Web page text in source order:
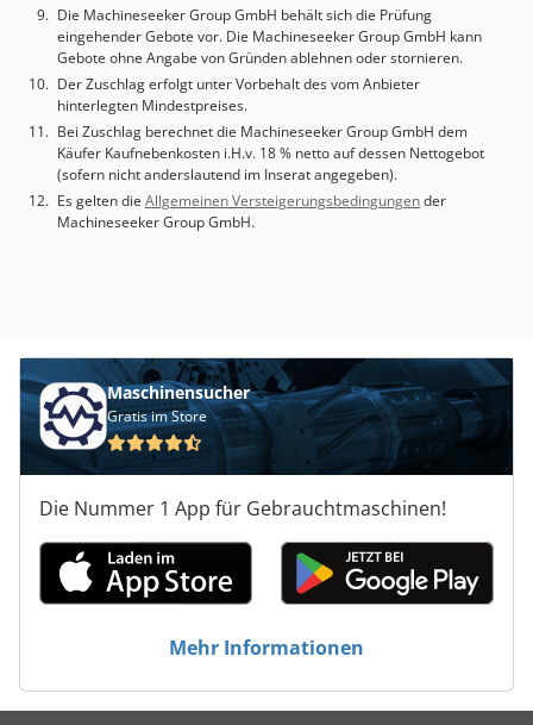
Die Machineseeker Group GmbH behält sich die Prüfung
eingehender Gebote vor. Die Machineseeker Group GmbH kann
Gebote ohne Angabe von Gründen ablehnen oder stornieren.
Der Zuschlag erfolgt unter Vorbehalt des vom Anbieter
hinterlegten Mindestpreises.
Bei Zuschlag berechnet die Machineseeker Group GmbH dem
Käufer Kaufnebenkosten i.H.v. 18 % netto auf dessen Nettogebot
(sofern nicht anderslautend im Inserat angegeben).
Es gelten die Allgemeinen Versteigerungsbedingungender
Machineseeker Group GmbH.
Maschinensucher
Gratis im Store
Die Nummer 1 App für Gebrauchtmaschinen!
Mehr Informationen